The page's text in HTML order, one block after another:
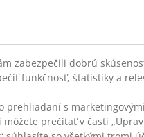
zabezpečili dobrú
funkčnosť, štatistiky a
s
prečítať v časti